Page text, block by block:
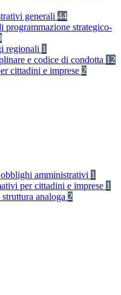
generali 44
programmazione strategico-
regionali 1
e codice di condotta 12
cittadini e imprese 2
amministrativi 1
per cittadini e imprese 1
analoga 2